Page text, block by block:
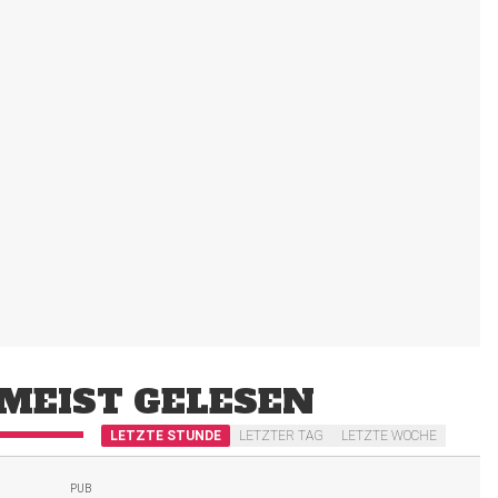
GELESEN
LETZTE STUNDE LETZTER TAG LETZTE WOCHE